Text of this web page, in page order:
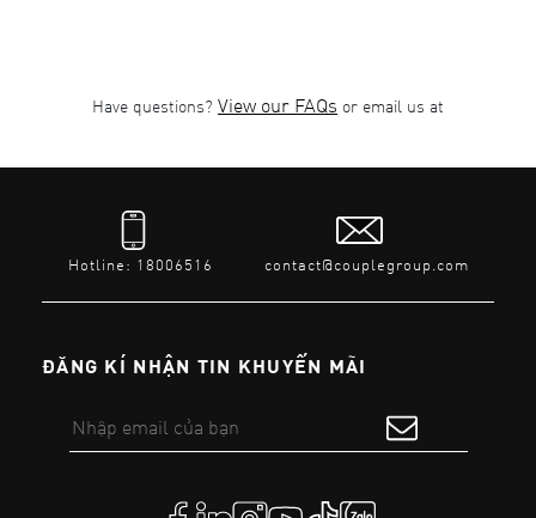
Have questions? View our FAQs or email us at
Hotline: 18006516 contact@couplegroup.com
ĐĂNG KÍ NHẬN TIN KHUYẾN MÃI